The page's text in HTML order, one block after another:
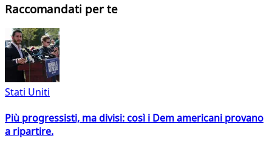
Raccomandati per te
Stati Uniti
Più progressisti, ma divisi: così i Dem americani provano
a ripartire.